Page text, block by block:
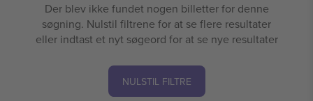
Der blev ikke fundet nogen billetter for denne
søgning. Nulstil filtrene for at se flere resultater
eller indtast et nyt søgeord for at se nye resultater
NULSTIL FILTRE